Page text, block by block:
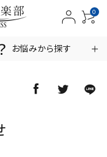
0
お悩みから探す